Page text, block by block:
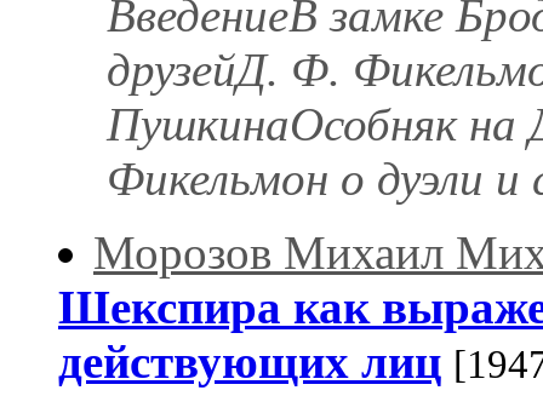
ВведениеВ замке
друзейД. Ф.
ПушкинаОсобняк на
Фикельмон о дуэли
Морозов Михаил
Шекспира как
действующих лиц